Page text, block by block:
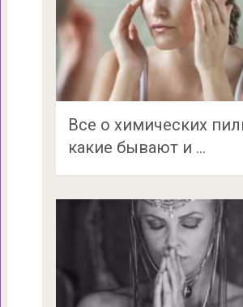
Все о химических
какие бывают и …